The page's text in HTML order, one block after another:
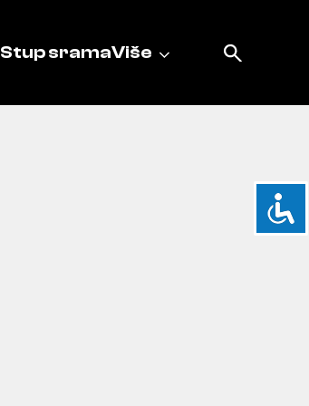
Stup sramaViše